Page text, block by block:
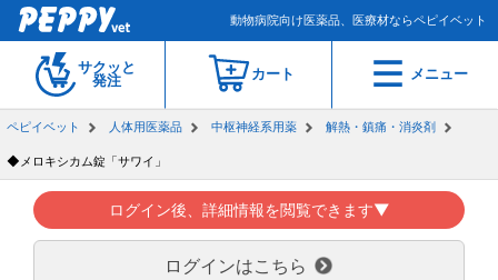
動物病院向け医薬品、医療材ならペピイベット
サクッと
発注
カート メニュー
ペピイベット 人体用医薬品 中枢神経系用薬 解熱・鎮痛・消炎剤
◆メロキシカム錠「サワイ」
ログイン後、詳細情報を閲覧できます▼
ログインはこちら